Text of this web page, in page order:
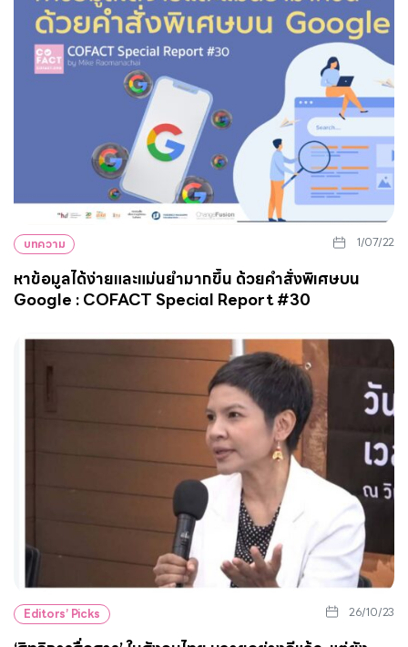
บทความ 1/07/22
หาข้อมูลได้ง่ายและแม่นยำมากขึ้น ด้วยคำสั่งพิเศษบน
Google : COFACT Special Report #30
Editors’ Picks 26/10/23